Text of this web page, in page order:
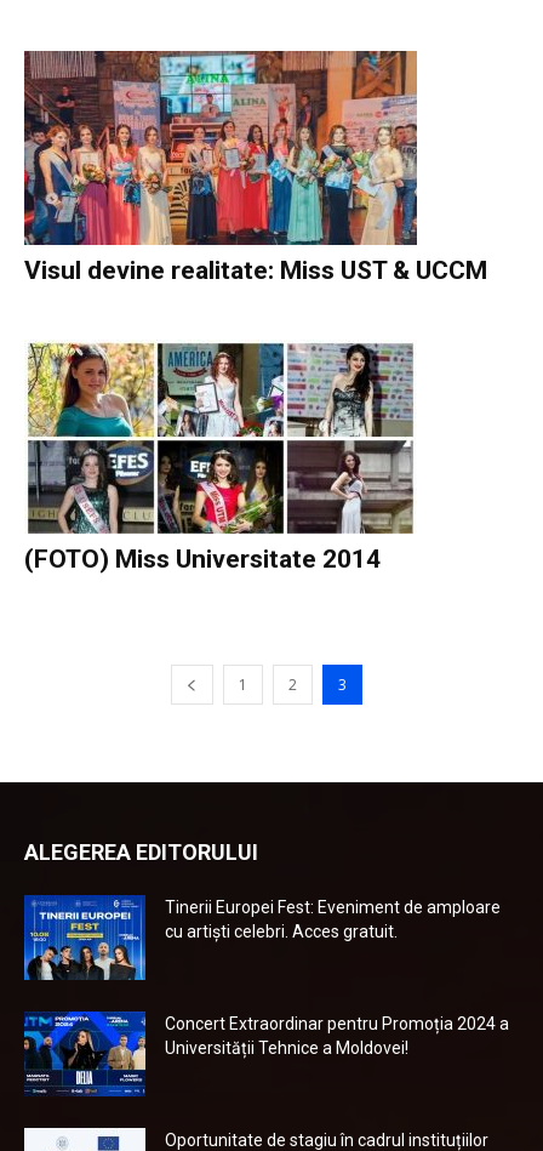
Visul devine realitate: Miss UST & UCCM
(FOTO) Miss Universitate 2014
1 2 3
ALEGEREA EDITORULUI
Tinerii Europei Fest: Eveniment de amploare
cu artiști celebri. Acces gratuit.
Concert Extraordinar pentru Promoția 2024 a
Universității Tehnice a Moldovei!
Oportunitate de stagiu în cadrul instituțiilor